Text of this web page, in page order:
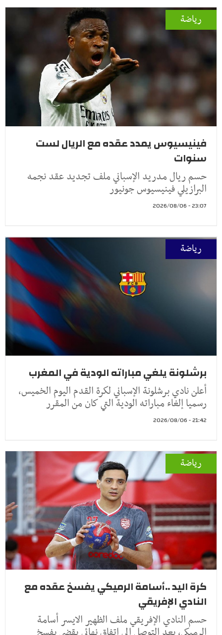
رياضة
فينيسيوس يمدد عقده مع الريال لست
سنوات
حسم ريال مدريد الإسباني ملف تجديد عقد نجمه
البرازيلي فينيسيوس جونيور
23:07 - 2026/08/06
رياضة
برشلونة يلغي مباراته الودية في المغرب
أعلن نادي برشلونة الإسباني لكرة القدم اليوم الخميس،
رسميا إلغاء مباراته الودية التي كان من المقرر
21:42 - 2026/08/06
رياضة
كرة اليد ..أسامة الرميكي يفسخ عقده مع
النادي الإفريقي
حسم النادي الإفريقي ملف الظهير الايسر أسامة